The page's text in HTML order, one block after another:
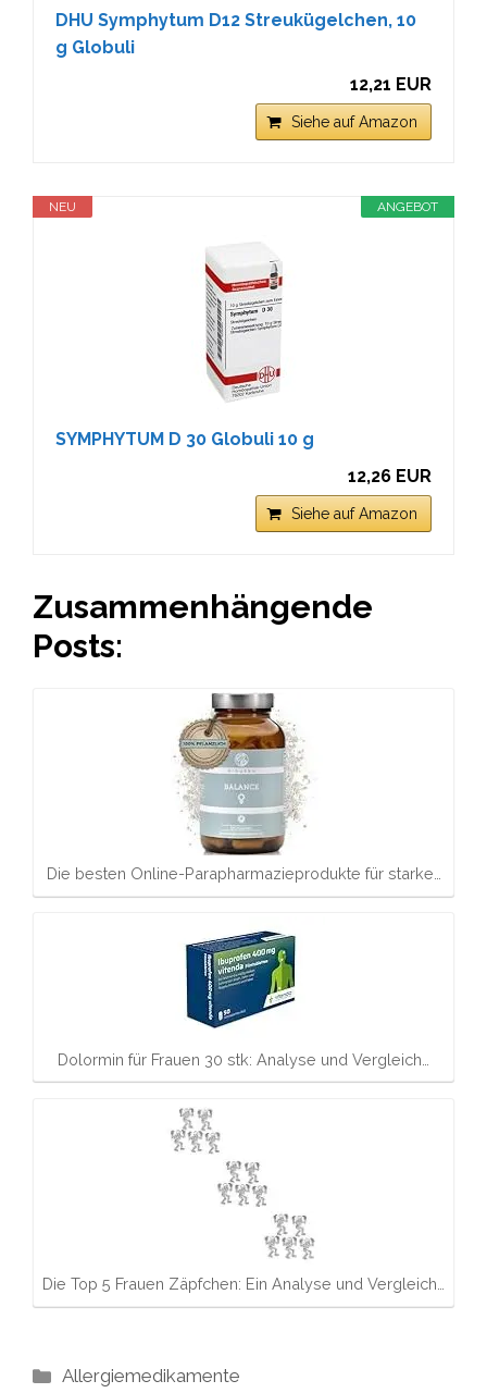
DHU Symphytum D12 Streukügelchen, 10
g Globuli
12,21 EUR
Siehe auf Amazon
ANGEBOT
NEU
SYMPHYTUM D 30 Globuli 10 g
12,26 EUR
Siehe auf Amazon
Zusammenhängende
Posts:
Die besten Online-Parapharmazieprodukte für starke…
Dolormin für Frauen 30 stk: Analyse und Vergleich…
Die Top 5 Frauen Zäpfchen: Ein Analyse und Vergleich…
Kategorien
Allergiemedikamente